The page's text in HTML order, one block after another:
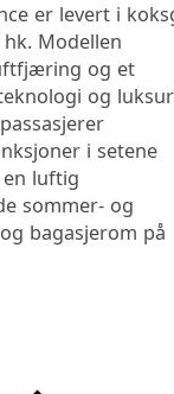
er levert i
Modellen
og et
og
i setene
luftig
sommer- og
bagasjerom på